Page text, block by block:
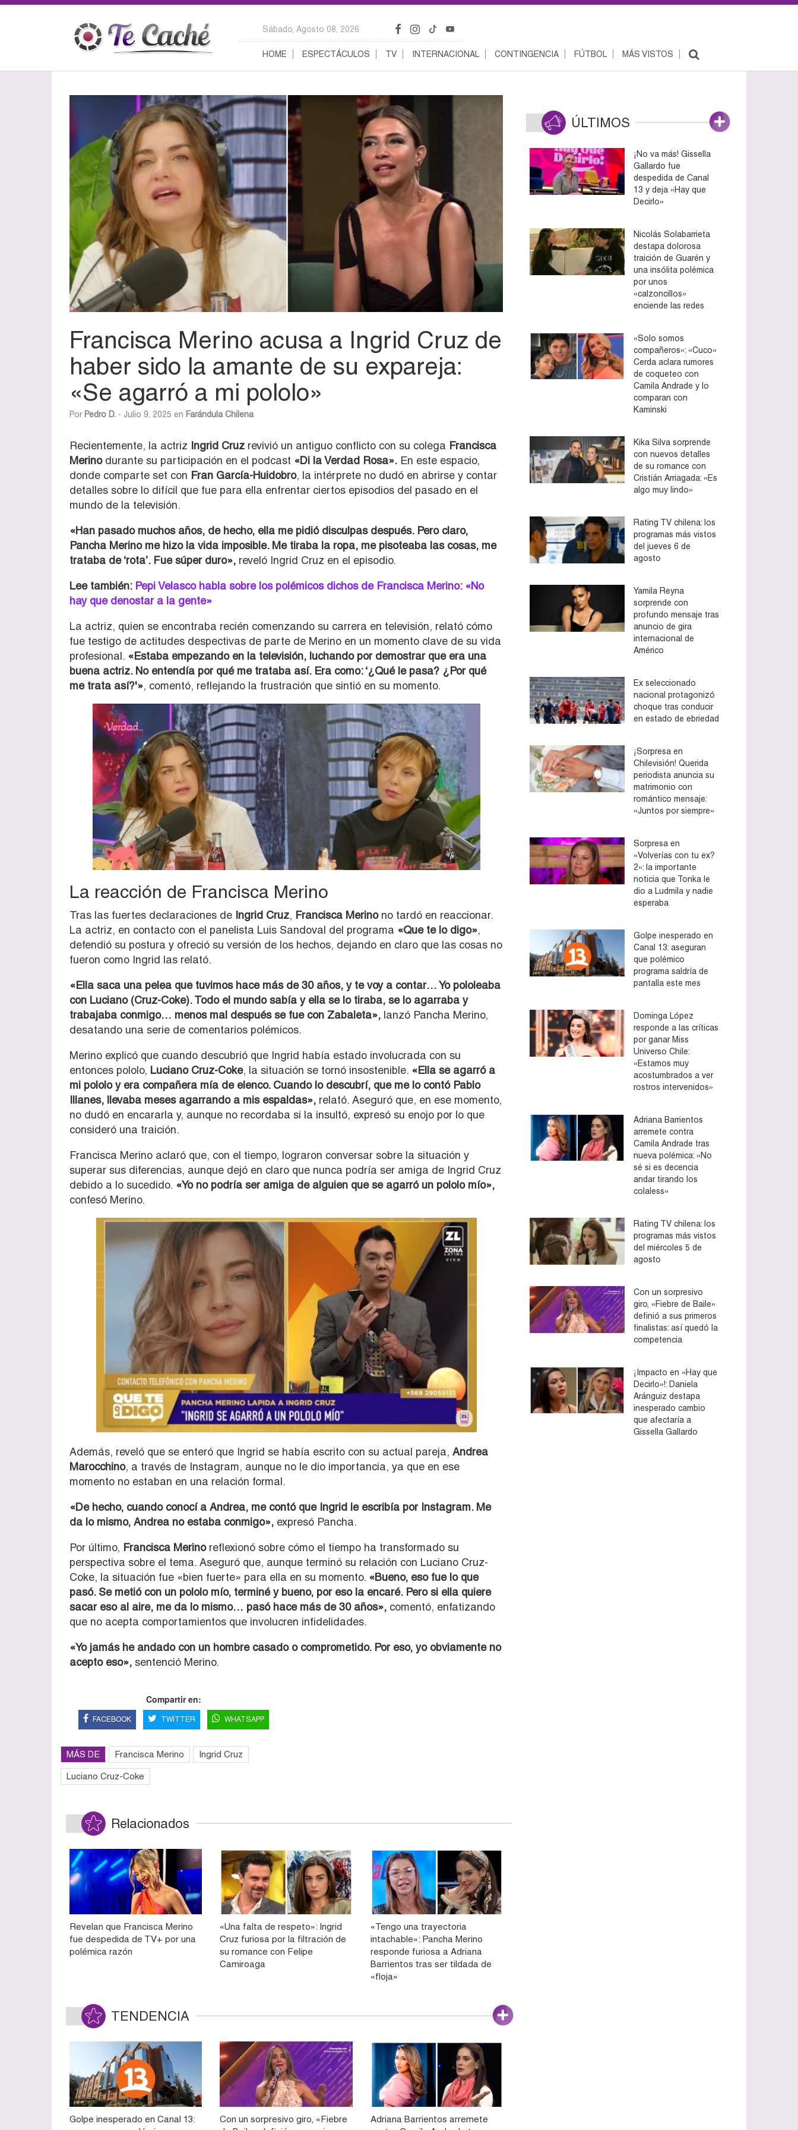
Sábado, Agosto 08, 2026
HOME ESPECTÁCULOS TV INTERNACIONAL CONTINGENCIA FÚTBOL MÁS VISTOS
Francisca Merino acusa a Ingrid Cruz de
haber sido la amante de su expareja:
«Se agarró a mi pololo»
Por Pedro D. - Julio 9, 2025 en Farándula Chilena
Recientemente, la actriz Ingrid Cruz revivió un antiguo conflicto con su colega Francisca
Merinodurante su participación en el podcast «Di la Verdad Rosa». En este espacio,
donde comparte set con Fran García-Huidobro, la intérprete no dudó en abrirse y contar
detalles sobre lo difícil que fue para ella enfrentar ciertos episodios del pasado en el
mundo de la televisión.
«Han pasado muchos años, de hecho, ella me pidió disculpas después. Pero claro,
Pancha Merino me hizo la vida imposible. Me tiraba la ropa, me pisoteaba las cosas, me
trataba de ‘rota’. Fue súper duro», reveló Ingrid Cruz en el episodio.
Lee también: Pepi Velasco habla sobre los polémicos dichos de Francisca Merino: «No
hay que denostar a la gente»
La actriz, quien se encontraba recién comenzando su carrera en televisión, relató cómo
fue testigo de actitudes despectivas de parte de Merino en un momento clave de su vida
profesional. «Estaba empezando en la televisión, luchando por demostrar que era una
buena actriz. No entendía por qué me trataba así. Era como: ‘¿Qué le pasa? ¿Por qué
me trata así?'», comentó, reflejando la frustración que sintió en su momento.
La reacción de Francisca Merino
Tras las fuertes declaraciones de Ingrid Cruz, Francisca Merinono tardó en reaccionar.
La actriz, en contacto con el panelista Luis Sandoval del programa «Que te lo digo»,
defendió su postura y ofreció su versión de los hechos, dejando en claro que las cosas no
fueron como Ingrid las relató.
«Ella saca una pelea que tuvimos hace más de 30 años, y te voy a contar… Yo pololeaba
con Luciano (Cruz-Coke). Todo el mundo sabía y ella se lo tiraba, se lo agarraba y
trabajaba conmigo… menos mal después se fue con Zabaleta», lanzó Pancha Merino,
desatando una serie de comentarios polémicos.
Merino explicó que cuando descubrió que Ingrid había estado involucrada con su
entonces pololo, Luciano Cruz-Coke, la situación se tornó insostenible. «Ella se agarró a
mi pololo y era compañera mía de elenco. Cuando lo descubrí, que me lo contó Pablo
Illanes, llevaba meses agarrando a mis espaldas», relató. Aseguró que, en ese momento,
no dudó en encararla y, aunque no recordaba si la insultó, expresó su enojo por lo que
consideró una traición.
Francisca Merino aclaró que, con el tiempo, lograron conversar sobre la situación y
superar sus diferencias, aunque dejó en claro que nunca podría ser amiga de Ingrid Cruz
debido a lo sucedido. «Yo no podría ser amiga de alguien que se agarró un pololo mío»,
confesó Merino.
Además, reveló que se enteró que Ingrid se había escrito con su actual pareja, Andrea
Marocchino, a través de Instagram, aunque no le dio importancia, ya que en ese
momento no estaban en una relación formal.
«De hecho, cuando conocí a Andrea, me contó que Ingrid le escribía por Instagram. Me
da lo mismo, Andrea no estaba conmigo», expresó Pancha.
Por último, Francisca Merinoreflexionó sobre cómo el tiempo ha transformado su
perspectiva sobre el tema. Aseguró que, aunque terminó su relación con Luciano Cruz-
Coke, la situación fue «bien fuerte» para ella en su momento. «Bueno, eso fue lo que
pasó. Se metió con un pololo mío, terminé y bueno, por eso la encaré. Pero si ella quiere
sacar eso al aire, me da lo mismo… pasó hace más de 30 años», comentó, enfatizando
que no acepta comportamientos que involucren infidelidades.
«Yo jamás he andado con un hombre casado o comprometido. Por eso, yo obviamente no
acepto eso», sentenció Merino.
Compartir en:
FACEBOOK TWITTER WHATSAPP
MÁS DE Francisca Merino Ingrid Cruz
Luciano Cruz-Coke
Relacionados
Revelan que Francisca Merino
fue despedida de TV+ por una
polémica razón
«Una falta de respeto»: Ingrid
Cruz furiosa por la filtración de
su romance con Felipe
Camiroaga
«Tengo una trayectoria
intachable»: Pancha Merino
responde furiosa a Adriana
Barrientos tras ser tildada de
«floja»
TENDENCIA
Golpe inesperado en Canal 13:
Con un sorpresivo giro, «Fiebre
Adriana Barrientos arremete
ÚLTIMOS
¡No va más! Gissella
Gallardo fue
despedida de Canal
13 y deja «Hay que
Decirlo»
Nicolás Solabarrieta
destapa dolorosa
traición de Guarén y
una insólita polémica
por unos
«calzoncillos»
enciende las redes
«Solo somos
compañeros»: «Cuco»
Cerda aclara rumores
de coqueteo con
Camila Andrade y lo
comparan con
Kaminski
Kika Silva sorprende
con nuevos detalles
de su romance con
Cristián Arriagada: «Es
algo muy lindo»
Rating TV chilena: los
programas más vistos
del jueves 6 de
agosto
Yamila Reyna
sorprende con
profundo mensaje tras
anuncio de gira
internacional de
Américo
Ex seleccionado
nacional protagonizó
choque tras conducir
en estado de ebriedad
¡Sorpresa en
Chilevisión! Querida
periodista anuncia su
matrimonio con
romántico mensaje:
«Juntos por siempre»
Sorpresa en
«Volverías con tu ex?
2»: la importante
noticia que Tonka le
dio a Ludmila y nadie
esperaba
Golpe inesperado en
Canal 13: aseguran
que polémico
programa saldría de
pantalla este mes
Dominga López
responde a las críticas
por ganar Miss
Universo Chile:
«Estamos muy
acostumbrados a ver
rostros intervenidos»
Adriana Barrientos
arremete contra
Camila Andrade tras
nueva polémica: «No
sé si es decencia
andar tirando los
colaless»
Rating TV chilena: los
programas más vistos
del miércoles 5 de
agosto
Con un sorpresivo
giro, «Fiebre de Baile»
definió a sus primeros
finalistas: así quedó la
competencia
¡Impacto en «Hay que
Decirlo»!: Daniela
Aránguiz destapa
inesperado cambio
que afectaría a
Gissella Gallardo